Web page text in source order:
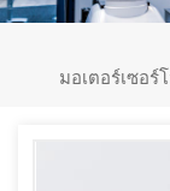
มอเตอร์เซอ